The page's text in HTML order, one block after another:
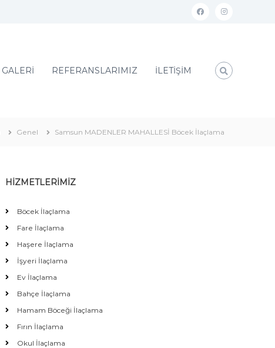
GALERİ REFERANSLARIMIZ İLETİŞİM
Genel Samsun MADENLER MAHALLESİ Böcek İlaçlama
HİZMETLERİMİZ
Böcek İlaçlama
Fare İlaçlama
Haşere İlaçlama
İşyeri İlaçlama
Ev İlaçlama
Bahçe İlaçlama
Hamam Böceği İlaçlama
Fırın İlaçlama
Okul İlaçlama